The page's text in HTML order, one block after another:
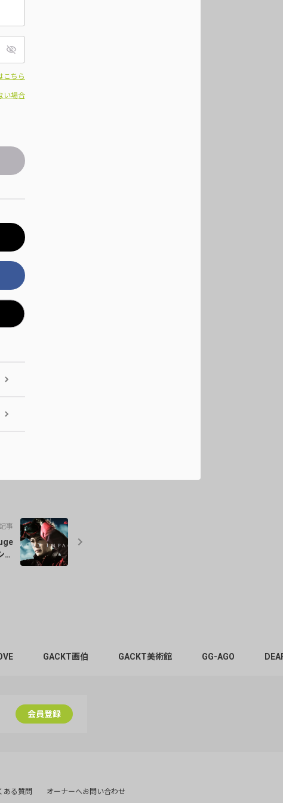
こちら
い場合
事
ー
GACKT画伯 GACKT美術館 GG-AGO
会員登録
ある質問 オーナーへお問い合わせ